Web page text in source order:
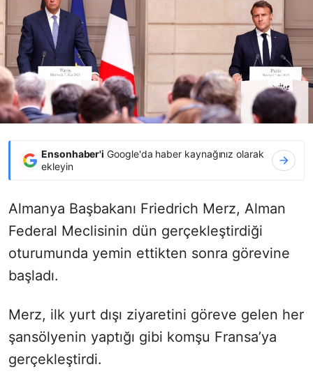
Ensonhaber'i Google'da haber kaynağınız olarak
ekleyin
Almanya Başbakanı Friedrich Merz, Alman
Federal Meclisinin dün gerçekleştirdiği
oturumunda yemin ettikten sonra görevine
başladı.
Merz, ilk yurt dışı ziyaretini göreve gelen her
şansölyenin yaptığı gibi komşu Fransa’ya
gerçekleştirdi.